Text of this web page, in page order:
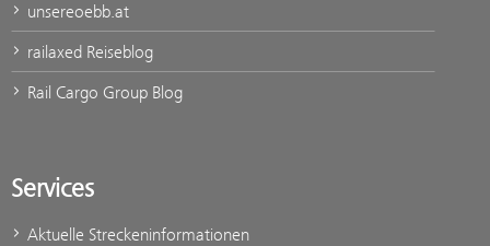
unsereoebb.at
railaxed Reiseblog
Rail Cargo Group Blog
Services
Aktuelle Streckeninformationen